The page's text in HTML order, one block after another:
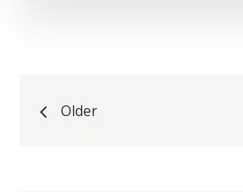
Posts
Older